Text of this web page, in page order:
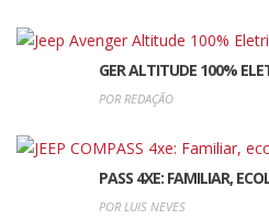
GER ALTITUDE 100%
POR REDAÇÃO
PASS 4XE: FAMILIAR,
POR LUIS NEVES